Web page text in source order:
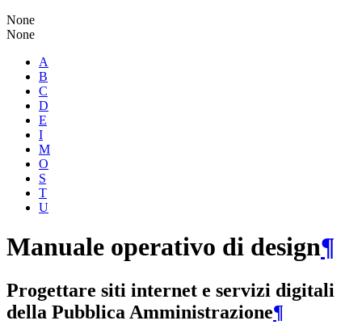
None
None
A
B
C
D
E
I
M
O
S
T
U
Manuale operativo di design¶
Progettare siti internet e servizi digitali
della Pubblica Amministrazione¶